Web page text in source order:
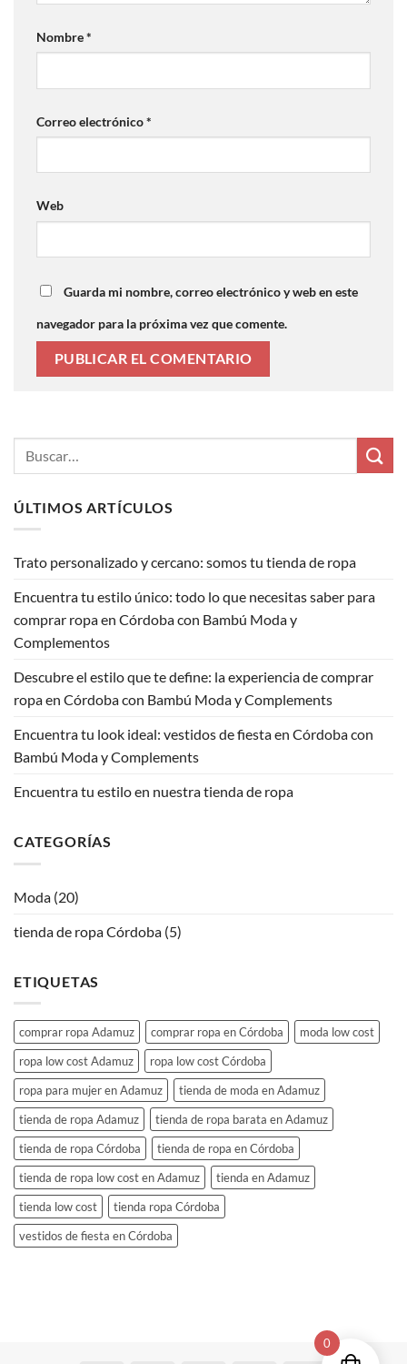
Nombre*
Correo electrónico*
Web
Guarda mi nombre, correo electrónico y web en este
navegador para la próxima vez que comente.
ÚLTIMOS ARTÍCULOS
Trato personalizado y cercano: somos tu tienda de ropa
Encuentra tu estilo único: todo lo que necesitas saber para
comprar ropa en Córdoba con Bambú Moda y
Complementos
Descubre el estilo que te define: la experiencia de comprar
ropa en Córdoba con Bambú Moda y Complements
Encuentra tu look ideal: vestidos de fiesta en Córdoba con
Bambú Moda y Complements
Encuentra tu estilo en nuestra tienda de ropa
CATEGORÍAS
Moda (20)
tienda de ropa Córdoba (5)
ETIQUETAS
comprar ropa Adamuz comprar ropa en Córdoba
moda low cost
ropa low cost Adamuz
ropa low cost Córdoba
ropa para mujer en Adamuz
tienda de moda en Adamuz
tienda de ropa Adamuz
tienda de ropa barata en Adamuz
tienda de ropa Córdoba
tienda de ropa en Córdoba
tienda de ropa low cost en Adamuz
tienda en Adamuz
tienda low cost
tienda ropa Córdoba
vestidos de fiesta en Córdoba
0